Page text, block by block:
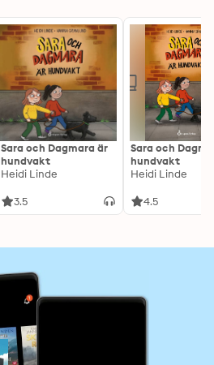
Sara och Dagmara är
hundvakt
Heidi Linde
3.5
Sara och
hundvakt
Heidi Linde
4.5